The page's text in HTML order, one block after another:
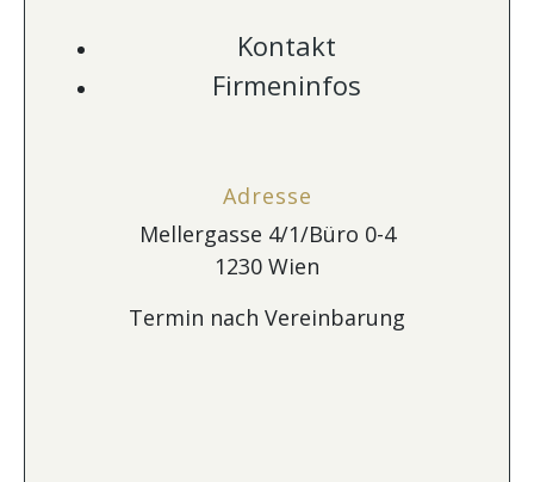
Kontakt
Firmeninfos
Adresse
Mellergasse 4/1/Büro 0-4
1230 Wien
Termin nach Vereinbarung